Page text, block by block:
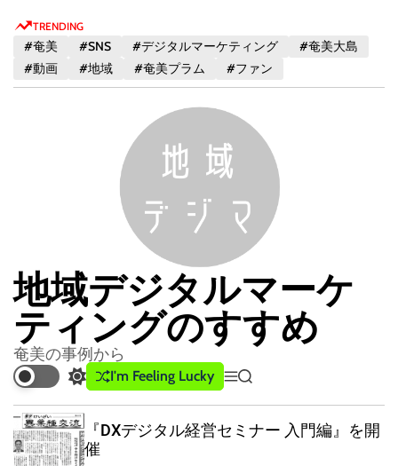
TRENDING
#奄美 #SNS #デジタルマーケティング
#奄美大島
#動画
#地域 #奄美プラム #ファン
地域デジタルマーケ
ティングのすすめ
奄美の事例から
S
w
i
t
c
I'm Feeling Lucky
M
e
u
S
e
r
『DXデジタル経営セミナー 入門編』を開
催